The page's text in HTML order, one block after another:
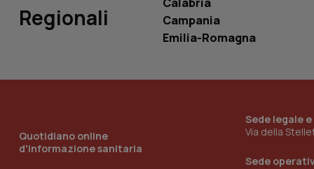
Regionali
Campania
Emilia-Romagna
Quotidiano online
d'informazione sanitaria
Sede legale
Via della
Sede